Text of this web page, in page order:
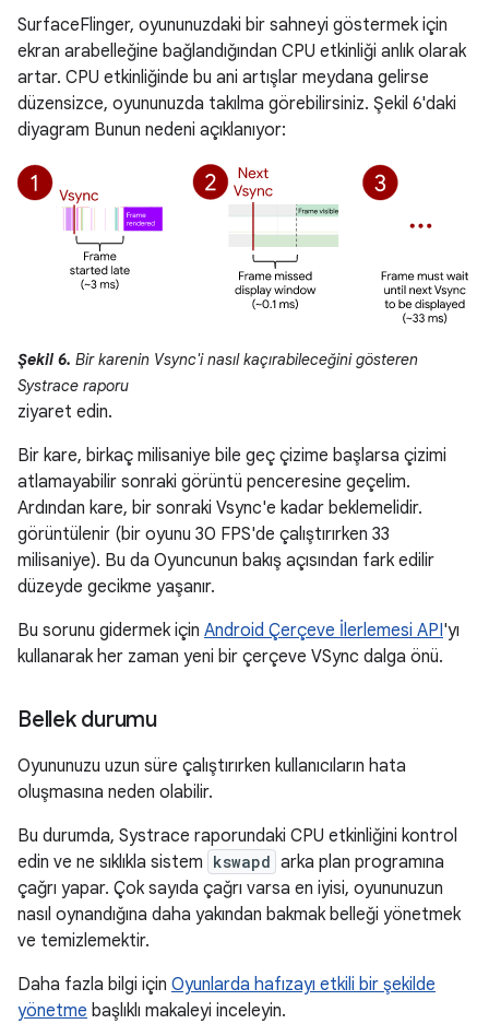
SurfaceFlinger, oyununuzdaki bir sahneyi göstermek için
ekran arabelleğine bağlandığından CPU etkinliği anlık olarak
artar. CPU etkinliğinde bu ani artışlar meydana gelirse
düzensizce, oyununuzda takılma görebilirsiniz. Şekil 6'daki
diyagram Bunun nedeni açıklanıyor:
Şekil 6. Bir karenin Vsync'i nasıl kaçırabileceğini gösteren
Systrace raporu
ziyaret edin.
Bir kare, birkaç milisaniye bile geç çizime başlarsa çizimi
atlamayabilir sonraki görüntü penceresine geçelim.
Ardından kare, bir sonraki Vsync'e kadar beklemelidir.
görüntülenir (bir oyunu 30 FPS'de çalıştırırken 33
milisaniye). Bu da Oyuncunun bakış açısından fark edilir
düzeyde gecikme yaşanır.
Bu sorunu gidermek için Android Çerçeve İlerlemesi API'yı
kullanarak her zaman yeni bir çerçeve VSync dalga önü.
Bellek durumu
Oyununuzu uzun süre çalıştırırken kullanıcıların hata
oluşmasına neden olabilir.
Bu durumda, Systrace raporundaki CPU etkinliğini kontrol
edin ve ne sıklıkla sistem kswapd arka plan programına
çağrı yapar. Çok sayıda çağrı varsa en iyisi, oyununuzun
nasıl oynandığına daha yakından bakmak belleği yönetmek
ve temizlemektir.
Daha fazla bilgi için Oyunlarda hafızayı etkili bir şekilde
yönetme başlıklı makaleyi inceleyin.